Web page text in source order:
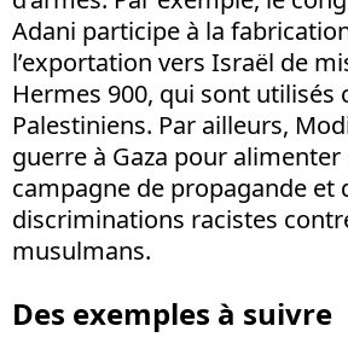
Adani participe à la
l’exportation vers Israël de
Hermes 900, qui sont utilisés
Palestiniens. Par ailleurs,
guerre à Gaza pour
campagne de propagande et
discriminations racistes
musulmans.
Des exemples à suivre